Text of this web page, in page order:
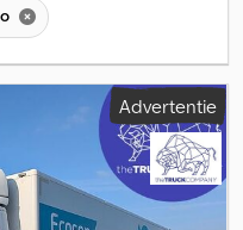
Advertentie